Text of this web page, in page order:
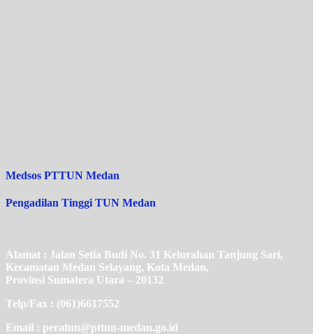
Medsos PTTUN Medan
Pengadilan Tinggi TUN Medan
Alamat : Jalan Setia Budi No. 31 Kelurahan Tanjung Sari,
Kecamatan Medan Selayang, Kota Medan,
Provinsi Sumatera Utara – 20132
Telp/Fax : (061)6617552
Email : peratun@pttun-medan.go.id